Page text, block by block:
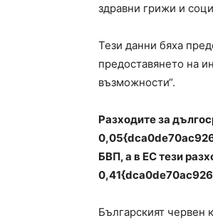
здравни грижи и
Тези данни бяха
предоставянето на
възможности“.
Разходите за
БВП, а в ЕС тези
Българският червен